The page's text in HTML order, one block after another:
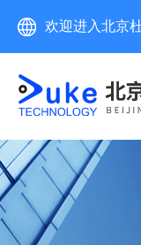
欢迎进入北京